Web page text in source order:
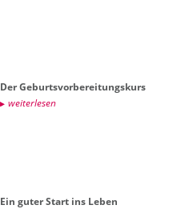
Der Ge­burts­vor­be­rei­tungs­kurs
wei­ter­le­sen
Ein guter Start ins Leben